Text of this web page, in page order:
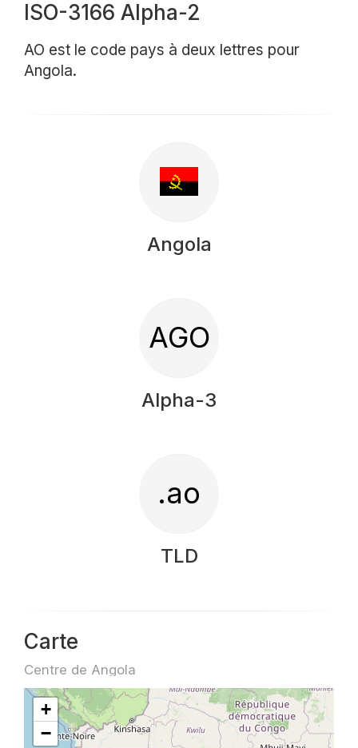
ISO-3166 Alpha-2
AO est le code pays à deux lettres pour
Angola.
Angola
AGO
Alpha-3
.ao
TLD
Carte
Centre de Angola
+
−